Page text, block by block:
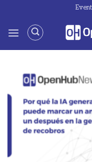
contenido